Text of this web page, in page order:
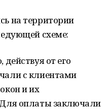
на территории
схеме:
от его
с клиентами
и их
оплаты заключали